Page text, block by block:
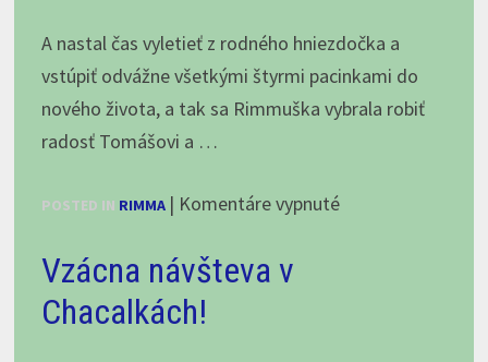
zvieratkami,
september
2024
A nastal čas vyletieť z rodného hniezdočka a
vstúpiť odvážne všetkými štyrmi pacinkami do
nového života, a tak sa Rimmuška vybrala robiť
radosť Tomášovi a …
POSTED IN RIMMA | Komentáre vypnuténa
Vzácna návšteva v
Chacalkách!